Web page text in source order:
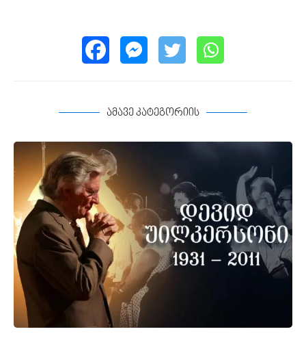
ამავე კატეგორიის